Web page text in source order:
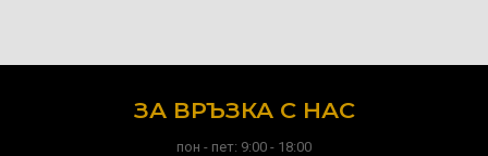
ЗА ВРЪЗКА С НАС
пон - пет: 9:00 - 18:00